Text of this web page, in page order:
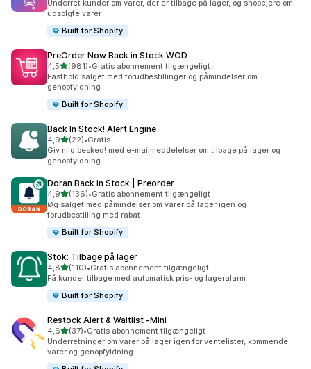
Underret kunder om varer, der er tilbage på lager, og shopejere om
udsolgte varer
Built for Shopify
PreOrder Now Back in Stock WOD
4,5ud af 5 stjerner
(981)
981 anmeldelser i alt
•Gratis abonnement tilgængeligt
Fasthold salget med forudbestillinger og påmindelser om
genopfyldning
Built for Shopify
Back In Stock! Alert Engine
4,9ud af 5 stjerner
(22)
22 anmeldelser i alt
•Gratis
Giv mig besked! med e-mailmeddelelser om tilbage på lager og
genopfyldning
Doran Back in Stock | Preorder
4,9ud af 5 stjerner
(136)
136 anmeldelser i alt
•Gratis abonnement tilgængeligt
Øg salget med påmindelser om varer på lager igen og
forudbestilling med rabat
Built for Shopify
Stok: Tilbage på lager
4,8ud af 5 stjerner
(110)
110 anmeldelser i alt
•Gratis abonnement tilgængeligt
Få kunder tilbage med automatisk pris- og lageralarm
Built for Shopify
Restock Alert & Waitlist ‑Mini
4,6ud af 5 stjerner
(37)
37 anmeldelser i alt
•Gratis abonnement tilgængeligt
Underretninger om varer på lager igen for ventelister, kommende
varer og genopfyldning